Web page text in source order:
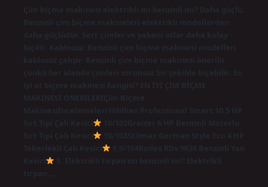
Çim biçme makinesi elektrikli mi benzinli mi? Daha güçlü:
daha güçlüdür. Sert çimler ve yabani otlar daha kolay
biçilir. Kablosuz: Benzinli çim biçme makinesi modelleri
kablosuz çalışır. Benzinli çim biçme makinesi önerilir
çünkü her alanda çimleri sorunsuz bir şekilde biçebilir. En
iyi ot biçme makinesi hangisi? EN İYİ ÇİM BİÇME
MAKİNESİ ÖNERİLERİÇim Biçme
Makinesiİncelemeleri1Millian Professional Smart 10,5 HP
Sırt Tipi Çalı Kesici
10/102Graizer 6 HP Benzinli Motorlu
Sırt Tipi Çalı Kesici
10/103Stilmax German Style Eco 4 HP
Tekerlekli Çalı Kesici
9,9/104Rodex RDx 9639 Benzinli Yan
Kesici